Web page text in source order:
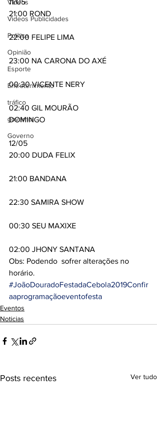
Videos
Videos Publicidades
Política
Opinião
Esporte
Entretenimento
tráfico
governo
Governo
11/05
21:00 ROND
22:00 FELIPE LIMA
23:00 NA CARONA DO AXÉ
00:30 VICENTE NERY
02:40 GIL MOURÃO
DOMINGO
12/05
20:00 DUDA FELIX
21:00 BANDANA
22:30 SAMIRA SHOW
00:30 SEU MAXIXE
02:00 JHONY SANTANA
Obs: Podendo  sofrer alterações no
horário.
#JoãoDouradoFestadaCebola2019Confir
aaprogramaçãoeventofesta
Eventos
Noticias
Posts recentes Ver tudo